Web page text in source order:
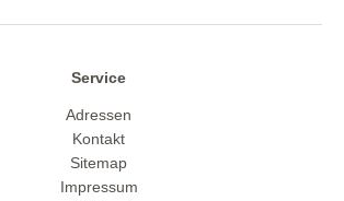
Service
Adressen
Kontakt
Sitemap
Impressum